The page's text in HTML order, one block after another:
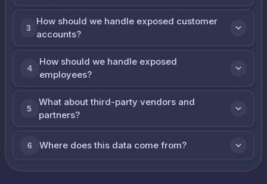
3
How should we handle exposed customer
accounts?
4
How should we handle exposed
employees?
5
What about third-party vendors and
partners?
6 Where does this data come from?